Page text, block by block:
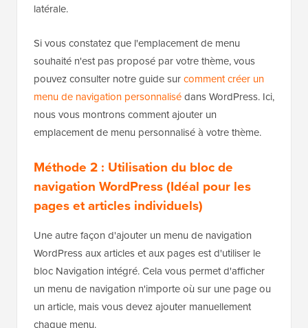
latérale.
Si vous constatez que l'emplacement de menu
souhaité n'est pas proposé par votre thème, vous
pouvez consulter notre guide surcomment créer un
menu de navigation personnalisédans WordPress. Ici,
nous vous montrons comment ajouter un
emplacement de menu personnalisé à votre thème.
Méthode 2 : Utilisation du bloc de
navigation WordPress (Idéal pour les
pages et articles individuels)
Une autre façon d'ajouter un menu de navigation
WordPress aux articles et aux pages est d'utiliser le
bloc Navigation intégré. Cela vous permet d'afficher
un menu de navigation n'importe où sur une page ou
un article, mais vous devez ajouter manuellement
chaque menu.